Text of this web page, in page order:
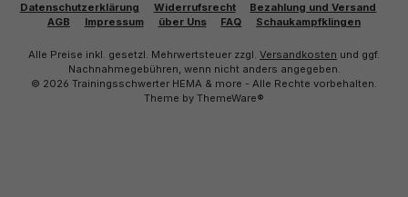
Datenschutzerklärung Widerrufsrecht
Bezahlung und Versand
AGB
Impressum über Uns FAQ Schaukampfklingen
Alle Preise inkl. gesetzl. Mehrwertsteuer zzgl. Versandkosten und ggf.
Nachnahmegebühren, wenn nicht anders angegeben.
© 2026 Trainingsschwerter HEMA & more - Alle Rechte vorbehalten.
Theme by ThemeWare®